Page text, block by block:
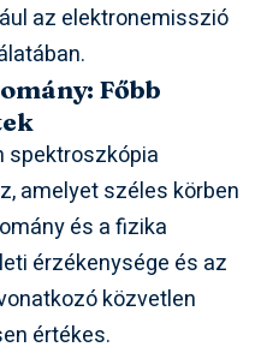
az elektronemisszió
Főbb
spektroszkópia
amelyet széles körben
és a fizika
érzékenysége és az
közvetlen
értékes.